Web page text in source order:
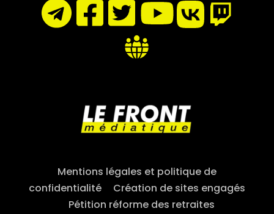
Mentions légales et politique de
confidentialité– Création de sites engagés
Pétition réforme des retraites